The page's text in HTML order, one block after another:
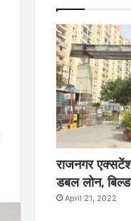
राजनगर
डबल लोन,
April 21, 2022